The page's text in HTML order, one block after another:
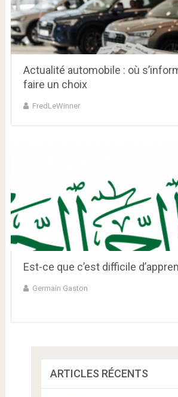
Actualité automobile : où
faire un choix
FredLeWinner
Est-ce que c’est difficile
Germain Gaston
ARTICLES RÉCENTS